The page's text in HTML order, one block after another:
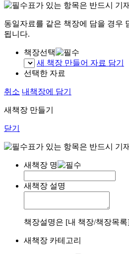
표가 있는 항목은 반드시 기
동일자료를 같은 책장에 담을 경우
됩니다.
책장선택
새 책장 만들어 자료 담기
선택한 자료
취소 내책장에 담기
새책장 만들기
닫기
표가 있는 항목은 반드시 기
새책장 명
새책장 설명
책장설명은 [내 책장/책장목
새책장 카테고리